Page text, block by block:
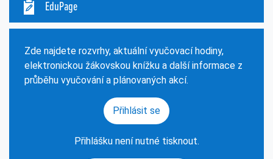
EduPage
Zde najdete rozvrhy, aktuální vyučovací hodiny,
elektronickou žákovskou knížku a další informace z
průběhu vyučování a plánovaných akcí.
Přihlásit se
Přihlášku není nutné tisknout.